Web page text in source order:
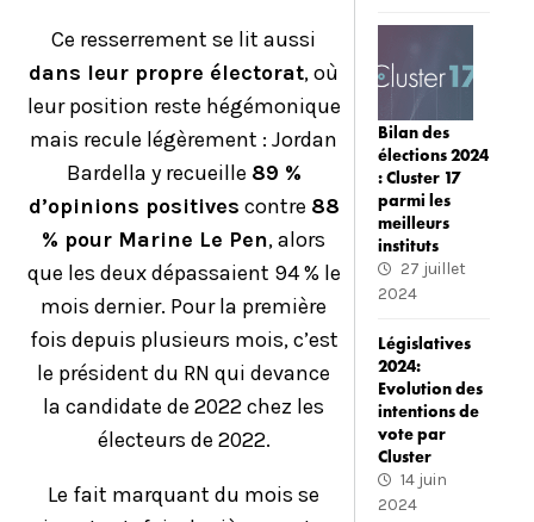
Ce resserrement se lit aussi
dans leur propre électorat, où
leur position reste hégémonique
mais recule légèrement : Jordan
Bardella y recueille 89 %
d’opinions positives contre 88
% pour Marine Le Pen, alors
que les deux dépassaient 94 % le
mois dernier. Pour la première
fois depuis plusieurs mois, c’est
le président du RN qui devance
la candidate de 2022 chez les
électeurs de 2022.
Le fait marquant du mois se
Bilan des
élections 2024
: Cluster 17
parmi les
meilleurs
instituts
27 juillet
2024
Législatives
2024:
Evolution des
intentions de
vote par
Cluster
14 juin
2024